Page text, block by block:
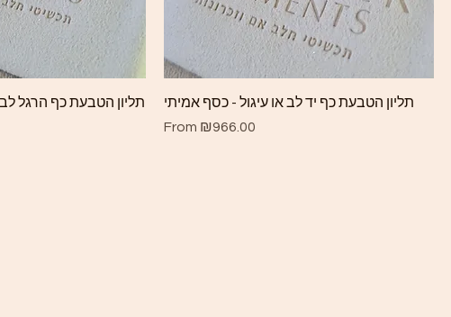
View
תליון הטבעת כף הרגל
Quick View
תליון הטבעת כף יד לב או עיגול - כסף אמיתי
From ₪966.00
Sale Price